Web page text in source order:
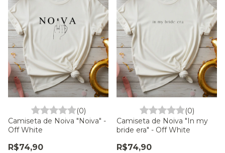
(0)
Camiseta de Noiva "Noiva" -
Off White
R$74,90
(0)
Camiseta de Noiva "In my
bride era" - Off White
R$74,90